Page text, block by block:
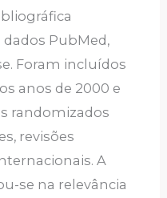
PubMed,
Foram incluídos
anos de 2000 e
randomizados
revisões
A
se na relevância